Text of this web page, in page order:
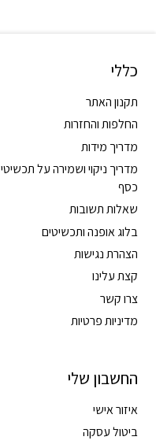
כללי
תקנון האתר
החלפות והחזרות
מדריך מידות
מדריך ניקוי ושמירה על תכשיטי
כסף
שאלות תשובות
בלוג אופנה ותכשיטים
הצהרת נגישות
קצת עלינו
צרו קשר
מדיניות פרטיות
החשבון שלי
איזור אישי
ביטול עסקה